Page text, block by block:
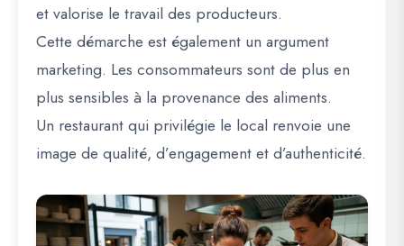
et valorise le travail des producteurs.
Cette démarche est également un argument
marketing. Les consommateurs sont de plus en
plus sensibles à la provenance des aliments.
Un restaurant qui privilégie le local renvoie une
image de qualité, d’engagement et d’authenticité.